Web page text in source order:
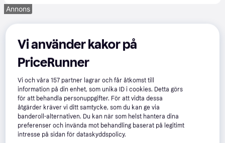
Annons
Vi använder kakor på
PriceRunner
Vi och våra157 partner lagrar och får åtkomst till
information på din enhet, som unika ID i cookies. Detta görs
för att behandla personuppgifter. För att vidta dessa
åtgärder kräver vi ditt samtycke, som du kan ge via
banderoll-alternativen. Du kan när som helst hantera dina
preferenser och invända mot behandling baserat på legitimt
intresse på sidan för dataskyddspolicy.